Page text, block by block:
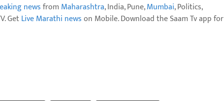
newsfrom Maharashtra, India, Pune,Mumbai, Politics,
GetLive Marathi newson Mobile. Download the Saam Tv app for